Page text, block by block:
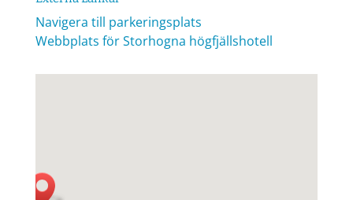
Navigera till parkeringsplats
Webbplats för Storhogna högfjällshotell